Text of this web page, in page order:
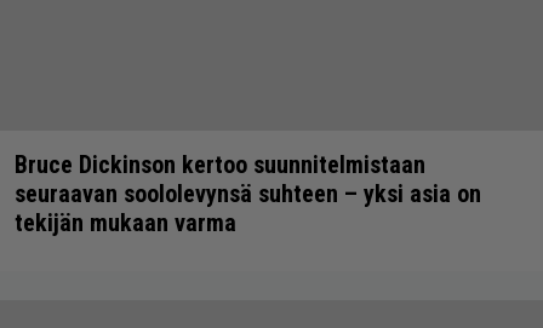
Bruce Dickinson kertoo suunnitelmistaan
seuraavan soololevynsä suhteen – yksi asia on
tekijän mukaan varma